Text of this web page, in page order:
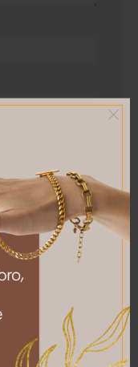
web in questo
commento.
ORECCHINI
a lobo con